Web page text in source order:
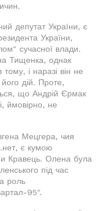
депутат України, є
України,
сучасної влади.
Тищенка, однак
і наразі він не
дій. Проте,
що Андрій Єрмак
ймовірно, не
Мецгера, чия
є кумою
Кравець. Олена була
під час
роль
95".